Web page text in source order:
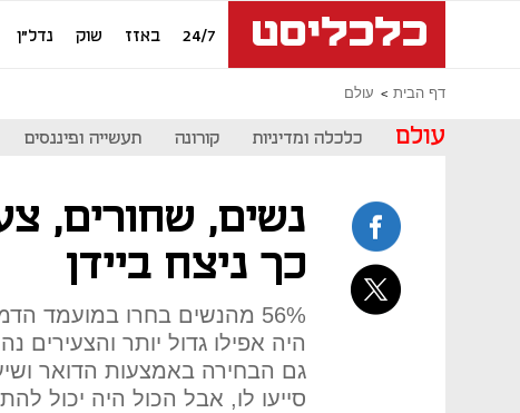
24/7 באזז שוק נדל"ן
דף הבית עולם
עולם כלכלה ומדיניות קורונה תעשייה ופיננסים
נשים, שחורים,
כך ניצח ביידן
56% מהנשים בחרו במועמד
סייעו לו, אבל הכול היה יכול